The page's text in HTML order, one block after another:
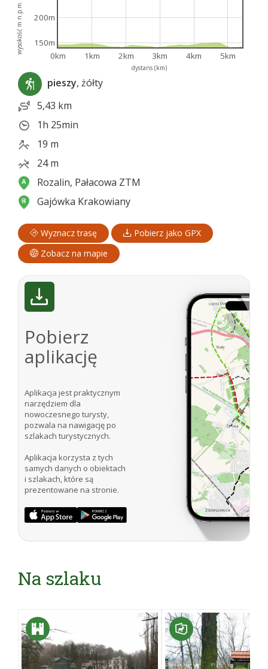
dystans (km)
wysokość m n.p.m.
0km 1km 2km 3km 4km 5km
150m
200m
pieszy, żółty
5,43 km
1h 25min
19 m
24 m
Rozalin, Pałacowa ZTM
Gajówka Krakowiany
Wyznacz trasę
Pobierz jako GPX
Zobacz na mapie
Pobierz
aplikację
Aplikacja jest praktycznym
narzędziem dla
nowoczesnego turysty,
pozwala na nawigację po
szlakach turystycznych.
Aplikacja korzysta z tych
samych danych o obiektach
i szlakach, które są
prezentowane na stronie.
Na szlaku